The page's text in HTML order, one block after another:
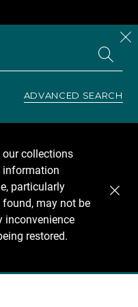
ADVANCED SEARCH
our collections
information
particularly
may not be
inconvenience
restored.